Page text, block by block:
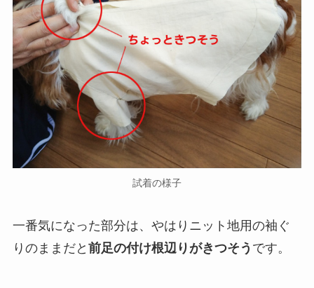
試着の様子
一番気になった部分は、やはりニット地用の袖ぐ
りのままだと 前足の付け根辺りがきつそう です。